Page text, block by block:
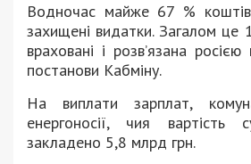
Водночас майже 67 %
захищені видатки. Загалом це
враховані і розв’язана
постанови Кабміну.
На виплати зарплат,
енергоносії, чия вартість
закладено 5,8 млрд грн.